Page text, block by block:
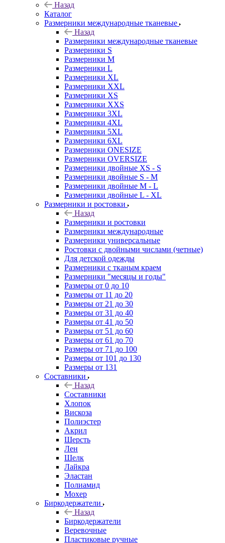
Назад
Каталог
Размерники международные тканевые
Назад
Размерники международные тканевые
Размерники S
Размерники M
Размерники L
Размерники XL
Размерники XXL
Размерники XS
Размерники XXS
Размерники 3XL
Размерники 4XL
Размерники 5XL
Размерники 6XL
Размерники ONESIZE
Размерники OVERSIZE
Размерники двойные XS - S
Размерники двойные S - M
Размерники двойные M - L
Размерники двойные L - XL
Размерники и ростовки
Назад
Размерники и ростовки
Размерники международные
Размерники универсальные
Ростовки с двойными числами (четные)
Для детской одежды
Размерники с тканым краем
Размерники "месяцы и годы"
Размеры от 0 до 10
Размеры от 11 до 20
Размеры от 21 до 30
Размеры от 31 до 40
Размеры от 41 до 50
Размеры от 51 до 60
Размеры от 61 до 70
Размеры от 71 до 100
Размеры от 101 до 130
Размеры от 131
Составники
Назад
Составники
Хлопок
Вискоза
Полиэстер
Акрил
Шерсть
Лен
Шелк
Лайкра
Эластан
Полиамид
Мохер
Биркодержатели
Назад
Биркодержатели
Веревочные
Пластиковые ручные